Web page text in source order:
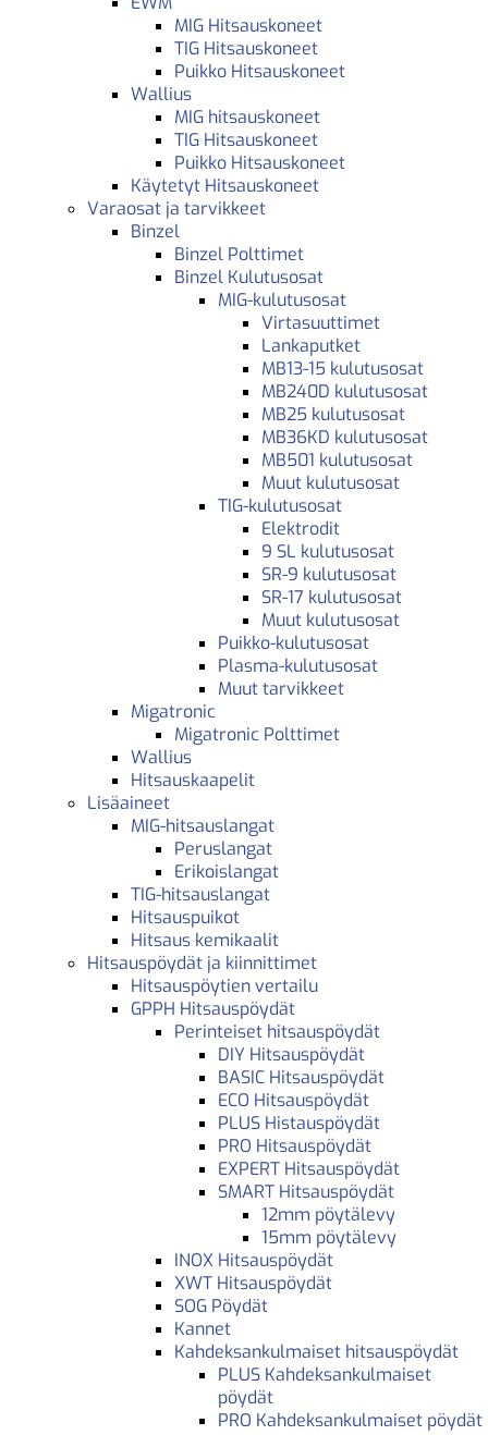
MIG Hitsauskoneet
TIG Hitsauskoneet
Puikko Hitsauskoneet
Wallius
MIG hitsauskoneet
TIG Hitsauskoneet
Puikko Hitsauskoneet
Käytetyt Hitsauskoneet
Varaosat ja tarvikkeet
Binzel
Binzel Polttimet
Binzel Kulutusosat
MIG-kulutusosat
Virtasuuttimet
Lankaputket
MB13-15 kulutusosat
MB240D kulutusosat
MB25 kulutusosat
MB36KD kulutusosat
MB501 kulutusosat
Muut kulutusosat
TIG-kulutusosat
Elektrodit
9 SL kulutusosat
SR-9 kulutusosat
SR-17 kulutusosat
Muut kulutusosat
Puikko-kulutusosat
Plasma-kulutusosat
Muut tarvikkeet
Migatronic
Migatronic Polttimet
Wallius
Hitsauskaapelit
Lisäaineet
MIG-hitsauslangat
Peruslangat
Erikoislangat
TIG-hitsauslangat
Hitsauspuikot
Hitsaus kemikaalit
Hitsauspöydät ja kiinnittimet
Hitsauspöytien vertailu
GPPH Hitsauspöydät
Perinteiset hitsauspöydät
DIY Hitsauspöydät
BASIC Hitsauspöydät
ECO Hitsauspöydät
PLUS Histauspöydät
PRO Hitsauspöydät
EXPERT Hitsauspöydät
SMART Hitsauspöydät
12mm pöytälevy
15mm pöytälevy
INOX Hitsauspöydät
XWT Hitsauspöydät
SOG Pöydät
Kannet
Kahdeksankulmaiset hitsauspöydät
PLUS Kahdeksankulmaiset
pöydät
PRO Kahdeksankulmaiset pöydät